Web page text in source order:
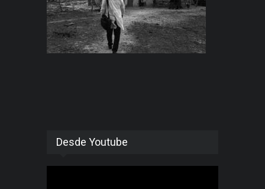
Desde Youtube